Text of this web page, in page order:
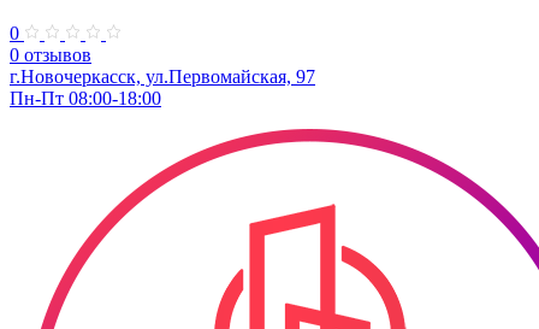
0
0 отзывов
г.Новочеркасск, ул.Первомайская, 97
Пн-Пт 08:00-18:00